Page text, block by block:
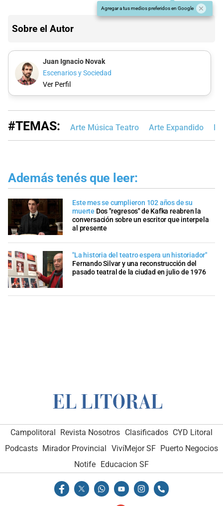
Agregar a tus medios preferidos en Google
Sobre el Autor
Juan Ignacio Novak
Escenarios y Sociedad
Ver Perfil
#TEMAS: Arte Música Teatro Arte Expandido
Además tenés que leer:
Este mes se cumplieron 102 años de su
muerte Dos "regresos" de Kafka reabren la
conversación sobre un escritor que interpela
al presente
"La historia del teatro espera un historiador"
Fernando Silvar y una reconstrucción del
pasado teatral de la ciudad en julio de 1976
Campolitoral Revista Nosotros Clasificados CYD Litoral
Podcasts Mirador Provincial VivíMejor SF Puerto Negocios
Notife
Educacion SF